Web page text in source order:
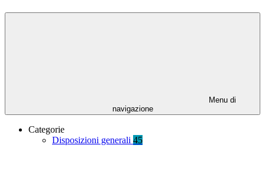
Menu di
navigazione
Categorie
Disposizioni generali 45